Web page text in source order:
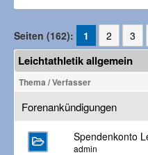
Seiten (162): 1 2 3
Leichtathletik allgemein
Thema /Verfasser
Forenankündigungen
Spendenkonto
admin